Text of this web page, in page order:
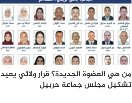
من هي العضوة الجديدة؟ قرار ولائي يعيد
تشكيل مجلس جماعة حربيل